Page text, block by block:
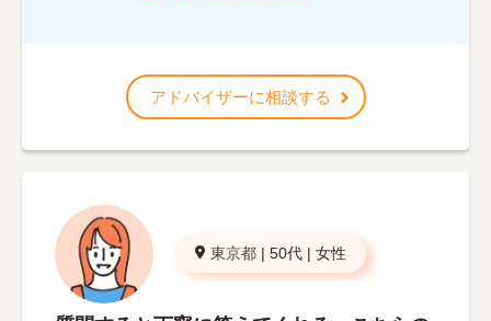
アドバイザーに相談する
東京都 | 50代 | 女性